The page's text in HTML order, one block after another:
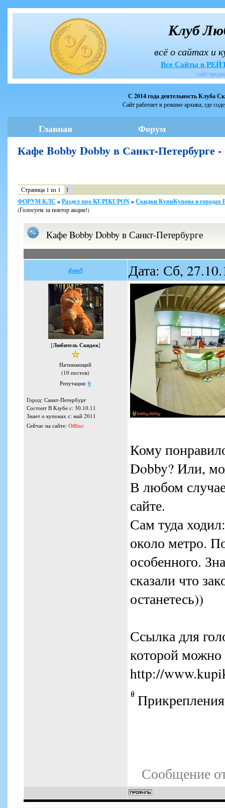
Клуб
всё о сайтах и
Все Сайты в
сайт
С 2014 года деятельность Клуба
Сайт работает в режиме архива, где
Главная Форум
Кафе Bobby Dobby в Санкт-
Страница 1 из 1
1
ФОРУМ КЛС »Раздел про KUPIKUPON»Скидки КупиКупона в городах
(Голосуем за повтор акции!)
Кафе Bobby Dobby в Санкт-Петербурге
dom5 Дата: Сб,
[Любитель Скидок]
Начинающий
(10 постов)
Репутация:0
Город: Санкт-Петербург
Состоит В Клубе с: 30.10.11
Знает о купонах с: май 2011
Сейчас на сайте: Offline
Кому
Dobby? Или,
В любом
сайте.
Сам туда
около метро.
особенного.
сказали что
останетесь))
Ссылка для
которой
http://
Сообщение